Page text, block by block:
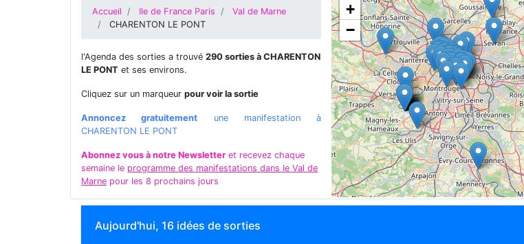
Accueil Ile de France Paris
Val de Marne
CHARENTON LE PONT
l'Agenda des sorties a trouvé 290 sorties à CHARENTON
LE PONT et ses environs.
Cliquez sur un marqueur pour voir la sortie
Annoncez gratuitement une manifestation à
CHARENTON LE PONT
Abonnez vous à notre Newsletter et recevez chaque
semaine le programme des manifestations dans le Val de
Marne pour les 8 prochains jours
+
−
Aujourd'hui, 16 idées de sorties